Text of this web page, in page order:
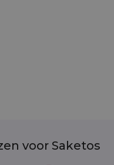
voor Saketos